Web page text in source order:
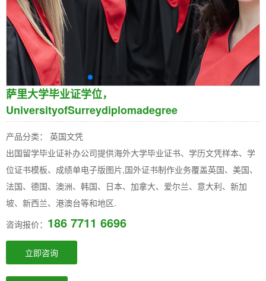
萨里大学毕业证学位，
UniversityofSurreydiplomadegree
产品分类： 英国文凭
出国留学毕业证补办公司提供海外大学毕业证书、学历文凭样本、学
位证书模板、成绩单电子版图片,国外证书制作业务覆盖英国、美国、
法国、德国、澳洲、韩国、日本、加拿大、爱尔兰、意大利、新加
坡、新西兰、港澳台等和地区.
咨询报价： 186 7711 6696
立即咨询